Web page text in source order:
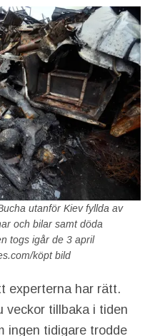
utanför Kiev fyllda av
och bilar samt döda
togs igår de 3 april
köpt bild
experterna har rätt.
veckor tillbaka i tiden
ingen tidigare trodde